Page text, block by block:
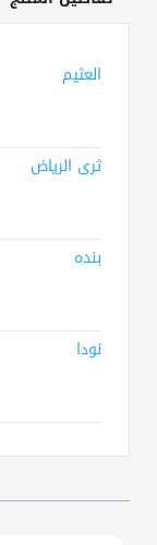
العثيم
ثرى الرياض
بنده
نودا